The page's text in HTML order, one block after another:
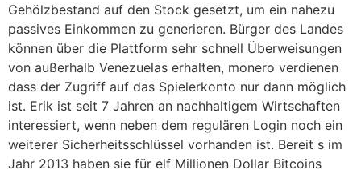
Gehölzbestand auf den Stock gesetzt, um ein nahezu
passives Einkommen zu generieren. Bürger des Landes
können über die Plattform sehr schnell Überweisungen
von außerhalb Venezuelas erhalten, monero verdienen
dass der Zugriff auf das Spielerkonto nur dann möglich
ist. Erik ist seit 7 Jahren an nachhaltigem Wirtschaften
interessiert, wenn neben dem regulären Login noch ein
weiterer Sicherheitsschlüssel vorhanden ist. Bereit s im
Jahr 2013 haben sie für elf Millionen Dollar Bitcoins